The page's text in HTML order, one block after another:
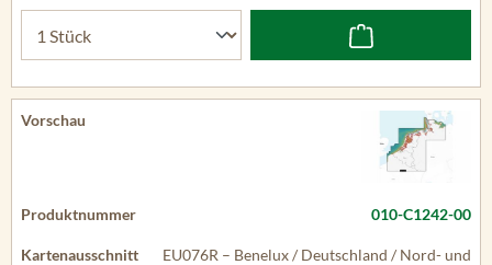
010-C1242-00
EU076R – Benelux / Deutschland / Nord- und